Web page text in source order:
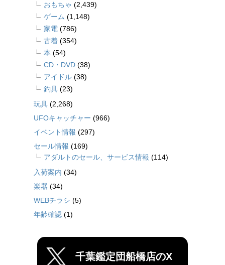
おもちゃ (2,439)
ゲーム (1,148)
家電 (786)
古着 (354)
本 (54)
CD・DVD (38)
アイドル (38)
釣具 (23)
玩具 (2,268)
UFOキャッチャー (966)
イベント情報 (297)
セール情報 (169)
アダルトのセール、サービス情報 (114)
入荷案内 (34)
楽器 (34)
WEBチラシ (5)
年齢確認 (1)
千葉鑑定団船橋店のX